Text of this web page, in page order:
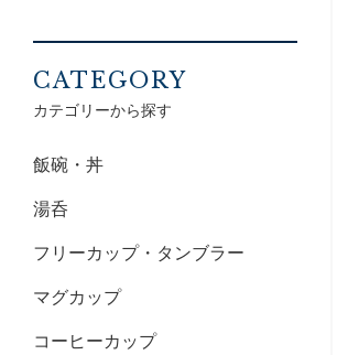
CATEGORY
カテゴリーから探す
飯碗・丼
湯呑
フリーカップ・タンブラー
マグカップ
コーヒーカップ